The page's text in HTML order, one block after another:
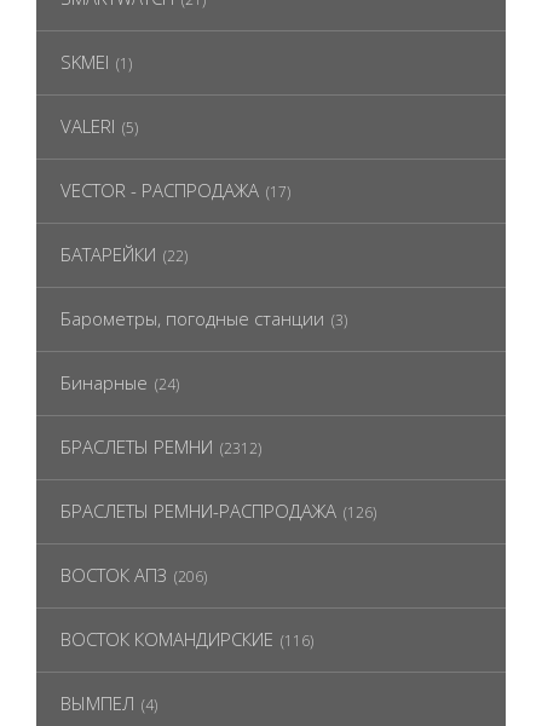
SKMEI (1)
VALERI (5)
VECTOR - РАСПРОДАЖА (17)
БАТАРЕЙКИ (22)
Барометры, погодные станции (3)
Бинарные (24)
БРАСЛЕТЫ РЕМНИ (2312)
БРАСЛЕТЫ РЕМНИ-РАСПРОДАЖА (126)
ВОСТОК АПЗ (206)
ВОСТОК КОМАНДИРСКИЕ (116)
ВЫМПЕЛ (4)